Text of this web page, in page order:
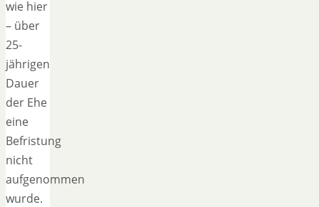
wie hier
– über
25-
jährigen
Dauer
der Ehe
eine
Befristung
nicht
aufgenommen
wurde.